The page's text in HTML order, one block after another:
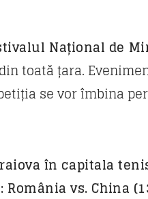
Național de
toată țara.
se vor îmbina
în capitala
vs. China